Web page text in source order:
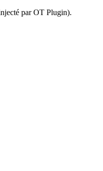
par OT Plugin).